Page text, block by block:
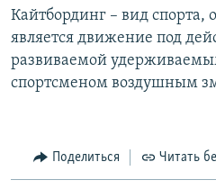
Кайтбординг – вид спорта,
является движение под
развиваемой
спортсменом воздушным
Поделиться Читать